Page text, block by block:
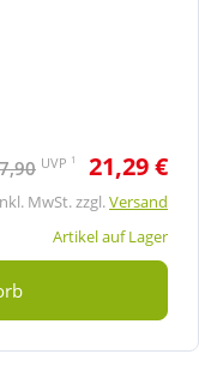
UVP 1 21,29 €
MwSt. zzgl.Versand
Artikel auf Lager